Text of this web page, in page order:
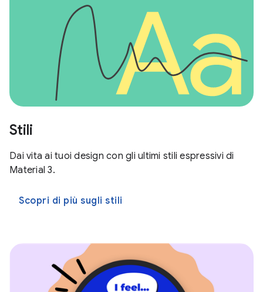
Stili
Dai vita ai tuoi design con gli ultimi stili espressivi di
Material 3.
Scopri di più sugli stili